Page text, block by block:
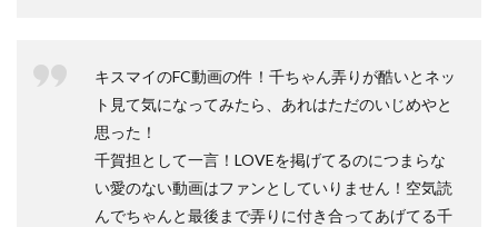
キスマイのFC動画の件！千ちゃん弄りが酷いとネッ
ト見て気になってみたら、あれはただのいじめやと
思った！
千賀担として一言！LOVEを掲げてるのにつまらな
い愛のない動画はファンとしていりません！空気読
んでちゃんと最後まで弄りに付き合ってあげてる千